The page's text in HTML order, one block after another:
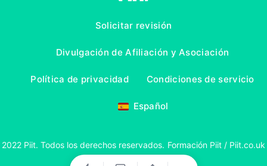
Solicitar revisión
Divulgación de Afiliación y Asociación
Política de privacidad Condiciones de servicio
Español
2022 Piit. Todos los derechos reservados. Formación Piit / Piit.co.uk
son parte de BuiltByGo LTD